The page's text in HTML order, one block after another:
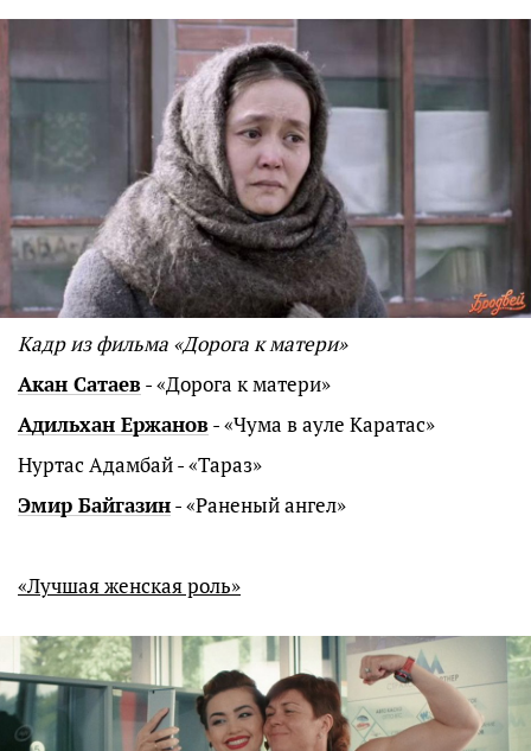
Кадр из фильма «Дорога к матери»
Акан Сатаев- «Дорога к матери»
Адильхан Ержанов- «Чума в ауле Каратас»
Нуртас Адамбай - «Тараз»
Эмир Байгазин- «Раненый ангел»
«Лучшая женская роль»